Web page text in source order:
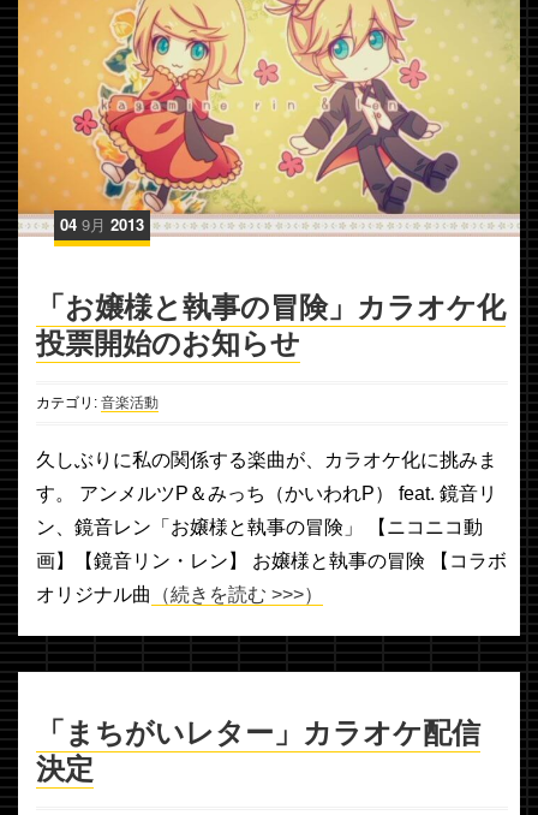
04 9月 2013
「お嬢様と執事の冒険」カラオケ化
投票開始のお知らせ
カテゴリ: 音楽活動
久しぶりに私の関係する楽曲が、カラオケ化に挑みま
す。 アンメルツP＆みっち（かいわれP） feat. 鏡音リ
ン、鏡音レン「お嬢様と執事の冒険」 【ニコニコ動
画】【鏡音リン・レン】 お嬢様と執事の冒険 【コラボ
オリジナル曲
（続きを読む >>>）
「まちがいレター」カラオケ配信
決定